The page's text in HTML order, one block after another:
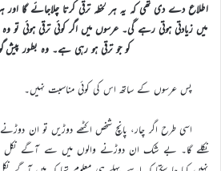
اطلاع دے دی تھی کہ یہ ہر لحظہ ترقی کرتا چلاجائے گا
میں زیادتی ہوتی رہے گی۔ عرسوں میں اگر کوئی ترقی ہوئی تو
کو جو ترقی ہو رہی ہے۔ وہ بطور
پس عرسوں کے ساتھ اس کی کوئی مناسبت نہیں۔
اسی طرح اگر چار، پانچ شخص اکٹھے دوڑیں تو ان
نکلے گا۔ بے شک ان دوڑنے والوں میں سے آگے نکل